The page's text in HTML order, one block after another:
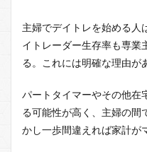
主婦でデイトレを始める人
イトレーダー生存率も専業
る。これには明確な理由が
パートタイマーやその他在
る可能性が高く、主婦の間
かし一歩間違えれば家計が